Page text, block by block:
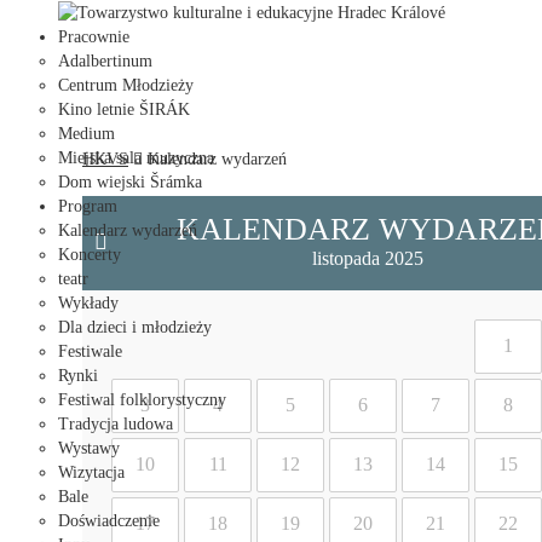
Pracownie
Adalbertinum
Centrum Młodzieży
Kino letnie ŠIRÁK
Medium
Miejska sala muzyczna
Dom wiejski Šrámka
Program
Kalendarz wydarzeń
Koncerty
teatr
Wykłady
Dla dzieci i młodzieży
Festiwale
Rynki
Festiwal folklorystyczny
Tradycja ludowa
Wystawy
Wizytacja
Bale
Doświadczenie
HKVS Kalendarz wydarzeń
KALENDARZ
listopada 2025
1
3 4 5 6 7 8
10 11 12 13 14 15
17 18 19 20 21 22